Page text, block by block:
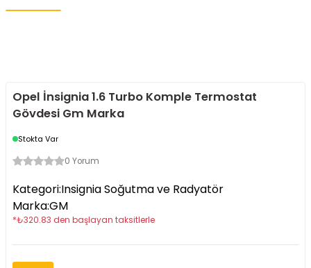
Opel İnsignia 1.6 Turbo Komple Termostat
Gövdesi Gm Marka
Stokta Var
0 Yorum
Kategori:Insignia Soğutma ve Radyatör
Marka:GM
*₺320.83 den başlayan taksitlerle